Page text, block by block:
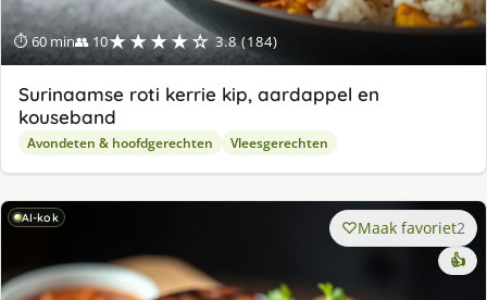
⏱ 60 min👥 10★★★★☆ 3.8 (184)
Surinaamse roti kerrie kip, aardappel en
kouseband
Avondeten & hoofdgerechten Vleesgerechten
AI-kok Maak favoriet2
👍